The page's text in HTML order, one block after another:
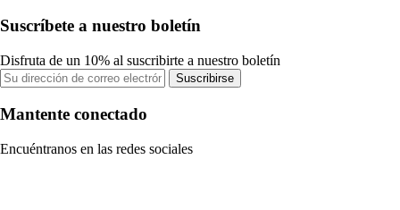
Suscríbete a nuestro boletín
Disfruta de un 10% al suscribirte a nuestro boletín
Suscribirse
Mantente conectado
Encuéntranos en las redes sociales